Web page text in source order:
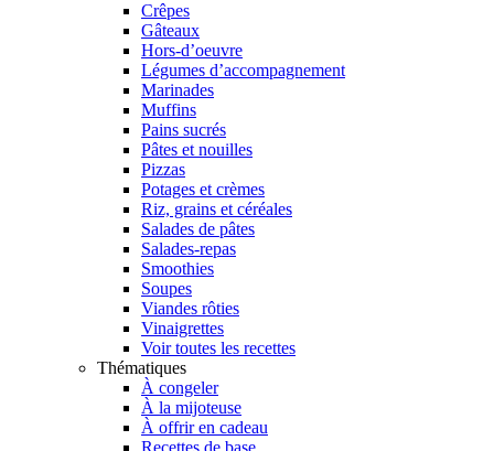
Crêpes
Gâteaux
Hors-d’oeuvre
Légumes d’accompagnement
Marinades
Muffins
Pains sucrés
Pâtes et nouilles
Pizzas
Potages et crèmes
Riz, grains et céréales
Salades de pâtes
Salades-repas
Smoothies
Soupes
Viandes rôties
Vinaigrettes
Voir toutes les recettes
Thématiques
À congeler
À la mijoteuse
À offrir en cadeau
Recettes de base